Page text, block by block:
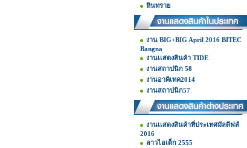
หินทราย
งาน BIG+BIG April 2016 BITEC
Bangna
งานเเสดงสินค้า TIDE
งานสถาปนิก 58
งานอาคิเทค2014
งานสถาปนิก57
งานเเสดงสินค้าที่ประเทศมัลดีฟส์
2016
ลาวไอเต็ก 2555